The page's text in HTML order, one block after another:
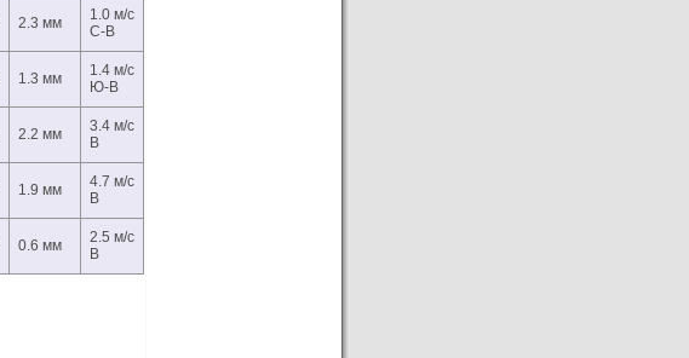
2.3 мм
1.0 м/с
С-В
1.3 мм
1.4 м/с
Ю-В
2.2 мм
3.4 м/с
В
1.9 мм
4.7 м/с
В
0.6 мм
2.5 м/с
В